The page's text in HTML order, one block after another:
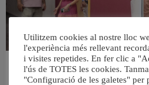
València ultima el nou centre per a
6 agost,
Utilitzem cookies al nostre lloc
l'experiència més rellevant
i visites repetides. En fer clic a
l'ús de TOTES les cookies.
"Configuració de les galetes" per